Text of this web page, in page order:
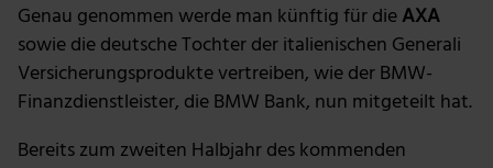
Genau genommen werde man künftig für dieAXA
sowie die deutsche Tochter der italienischen Generali
Versicherungsprodukte vertreiben, wie der BMW-
Finanzdienstleister, die BMW Bank, nun mitgeteilt hat.
Bereits zum zweiten Halbjahr des kommenden